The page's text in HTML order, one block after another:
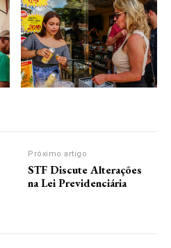
Próximo artigo
STF Discute Alterações
na Lei Previdenciária